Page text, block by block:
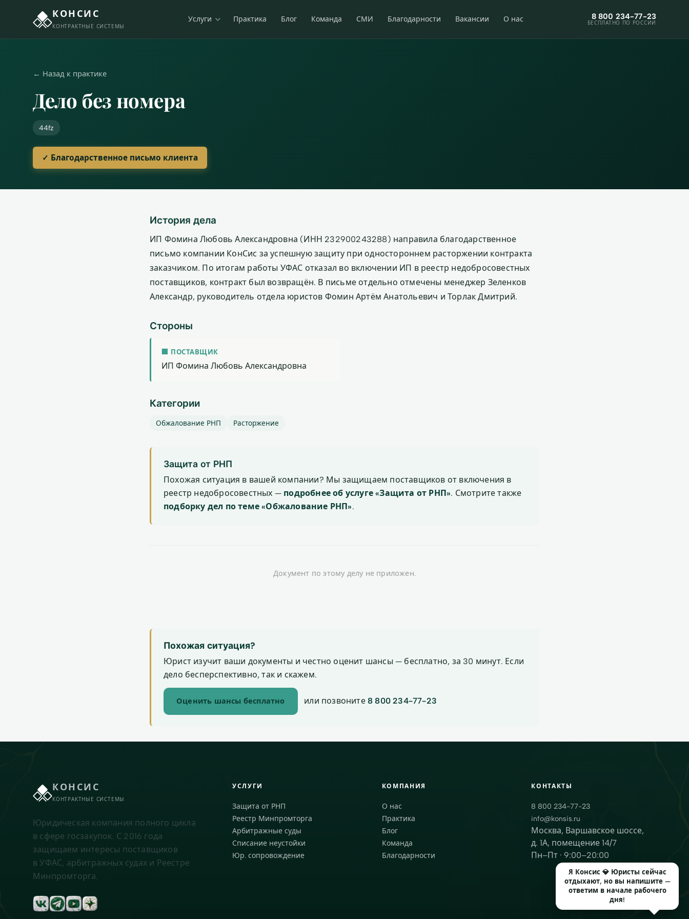
КОНСИС
КОНТРАКТНЫЕ СИСТЕМЫ
Услуги Практика Блог Команда СМИ Благодарности Вакансии О нас 8 800 234-77-23
БЕСПЛАТНО ПО РОССИИ
← Назад к практике
Дело без номера
44fz
✓ Благодарственное письмо клиента
История дела
ИП Фомина Любовь Александровна (ИНН 232900243288) направила благодарственное
письмо компании КонСис за успешную защиту при одностороннем расторжении контракта
заказчиком. По итогам работы УФАС отказал во включении ИП в реестр недобросовестных
поставщиков, контракт был возвращён. В письме отдельно отмечены менеджер Зеленков
Александр, руководитель отдела юристов Фомин Артём Анатольевич и Торлак Дмитрий.
Стороны
🏢 ПОСТАВЩИК
ИП Фомина Любовь Александровна
Категории
Обжалование РНП Расторжение
Защита от РНП
Похожая ситуация в вашей компании? Мы защищаем поставщиков от включения в
реестр недобросовестных — подробнее об услуге «Защита от РНП». Смотрите также
подборку дел по теме «Обжалование РНП».
Документ по этому делу не приложен.
Похожая ситуация?
Юрист изучит ваши документы и честно оценит шансы — бесплатно, за 30 минут. Если
дело бесперспективно, так и скажем.
Оценить шансы бесплатно или позвоните8 800 234-77-23
КОНСИС
КОНТРАКТНЫЕ СИСТЕМЫ
Юридическая компания полного цикла
в сфере госзакупок. С 2016 года
защищаем интересы поставщиков
в УФАС, арбитражных судах и Реестре
Минпромторга.
УСЛУГИ
Защита от РНП
Реестр Минпромторга
Арбитражные суды
Списание неустойки
Юр. сопровождение
КОМПАНИЯ
О нас
Практика
Блог
Команда
Благодарности
КОНТАКТЫ
8 800 234-77-23
info@konsis.ru
Москва, Варшавское шоссе,
д. 1А, помещение 14/7
Пн–Пт · 9:00–20:00
Я Консис 💎 Юристы сейчас
отдыхают, но вы напишите —
ответим в начале рабочего
дня!